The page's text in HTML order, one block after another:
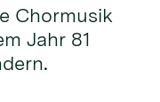
Chormusik
Jahr 81